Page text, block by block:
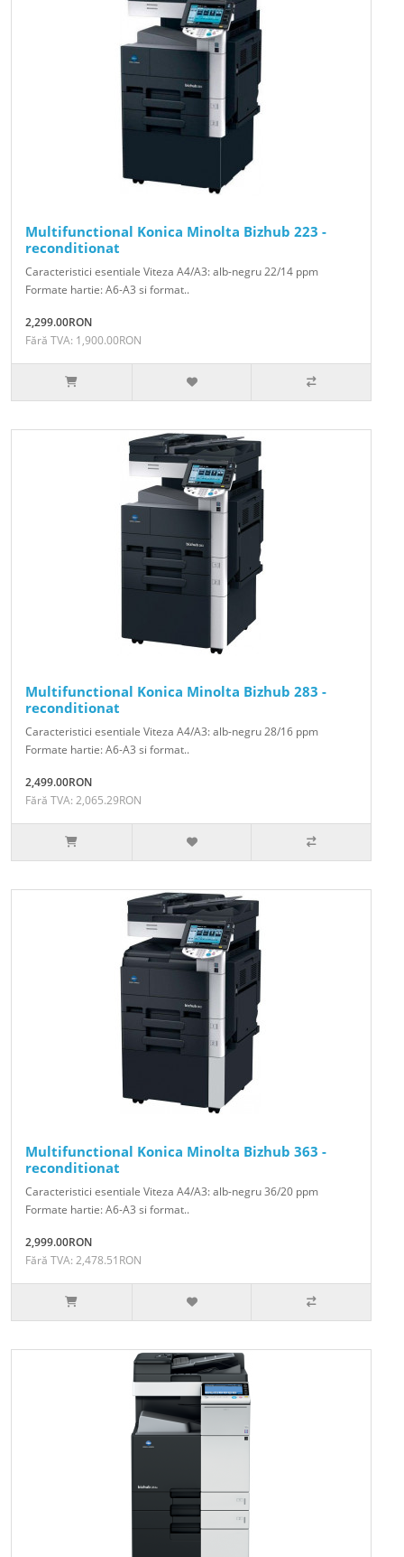
Multifunctional Konica Minolta Bizhub 223 -
reconditionat
Caracteristici esentiale Viteza A4/A3: alb-negru 22/14 ppm
Formate hartie: A6-A3 si format..
2,299.00RON
Fără TVA: 1,900.00RON
Multifunctional Konica Minolta Bizhub 283 -
reconditionat
Caracteristici esentiale Viteza A4/A3: alb-negru 28/16 ppm
Formate hartie: A6-A3 si format..
2,499.00RON
Fără TVA: 2,065.29RON
Multifunctional Konica Minolta Bizhub 363 -
reconditionat
Caracteristici esentiale Viteza A4/A3: alb-negru 36/20 ppm
Formate hartie: A6-A3 si format..
2,999.00RON
Fără TVA: 2,478.51RON